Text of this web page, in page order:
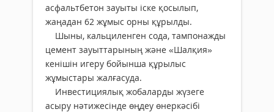
асфальтбетон зауыты іске қосылып,
жаңадан 62 жұмыс орны құрылды.
Шыны, кальциленген сода, тампонажды
цемент зауыттарының және «Шалқия»
кенішін игеру бойынша құрылыс
жұмыстары жалғасуда.
Инвестициялық жобаларды жүзеге
асыру нәтижесінде өңдеу өнеркәсібі